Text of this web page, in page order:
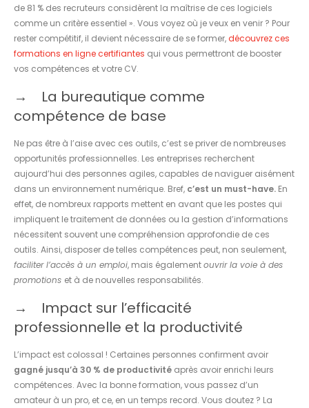
de 81 % des recruteurs considèrent la maîtrise de ces logiciels
comme un critère essentiel ». Vous voyez où je veux en venir ? Pour
rester compétitif, il devient nécessaire de se former,découvrez ces
formations en ligne certifiantes qui vous permettront de booster
vos compétences et votre CV.
La bureautique comme
compétence de base
Ne pas être à l’aise avec ces outils, c’est se priver de nombreuses
opportunités professionnelles. Les entreprises recherchent
aujourd’hui des personnes agiles, capables de naviguer aisément
dans un environnement numérique. Bref, c’est un must-have. En
effet, de nombreux rapports mettent en avant que les postes qui
impliquent le traitement de données ou la gestion d’informations
nécessitent souvent une compréhension approfondie de ces
outils. Ainsi, disposer de telles compétences peut, non seulement,
faciliter l’accès à un emploi, mais égalementouvrir la voie à des
promotions et à de nouvelles responsabilités.
Impact sur l’efficacité
professionnelle et la productivité
L’impact est colossal ! Certaines personnes confirment avoir
gagné jusqu’à 30 % de productivité après avoir enrichi leurs
compétences. Avec la bonne formation, vous passez d’un
amateur à un pro, et ce, en un temps record. Vous doutez ? La